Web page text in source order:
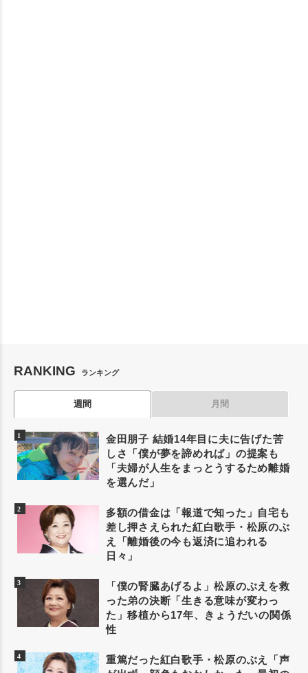
RANKING ランキング
週間 月間
金田朋子 結婚14年目に夫に告げた苦
しさ「僕が夢を諦めれば」の提案も
「夫婦が人生をまっとうするため離婚
を選んだ」
多額の借金は「報道で知った」自宅も
差し押さえられた紅白歌手・松原のぶ
え「離婚後の今も返済に追われる
日々」
「僕の腎臓あげるよ」松原のぶえを救
った弟の決断「生きる意味が変わっ
た」移植から17年、きょうだいの関係
性
重篤だった紅白歌手・松原のぶえ「声